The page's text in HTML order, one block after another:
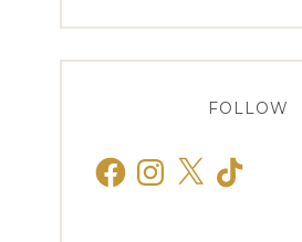
FOLLOW
FacebookInstagram
X TikTok